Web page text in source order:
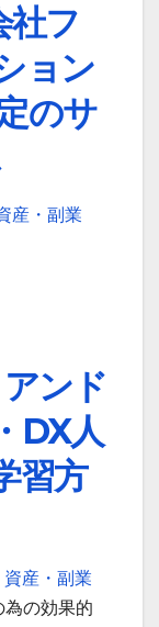
社フ
ョン
のサ
産・副業
ンド
DX人
習方
資産・副業
の効果的